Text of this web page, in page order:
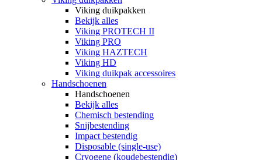
Viking duikpakken
Bekijk alles
Viking PROTECH II
Viking PRO
Viking HAZTECH
Viking HD
Viking duikpak accessoires
Handschoenen
Handschoenen
Bekijk alles
Chemisch bestending
Snijbestending
Impact bestendig
Disposable (single-use)
Cryogene (koudebestendig)